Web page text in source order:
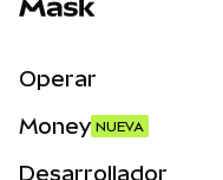
Operar
Money NUEVA
Desarrollador